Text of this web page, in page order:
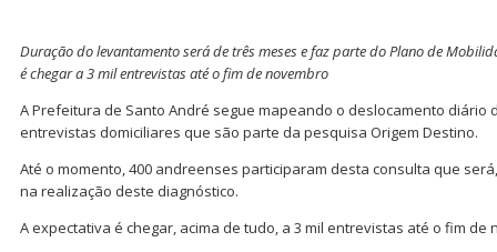
Duração do levantamento será de três meses e faz parte do Plano de
é chegar a 3 mil entrevistas até o fim de novembro
A Prefeitura de Santo André segue mapeando o deslocamento diário
entrevistas domiciliares que são parte da pesquisa Origem Destino.
Até o momento, 400 andreenses participaram desta consulta que
na realização deste diagnóstico.
A expectativa é chegar, acima de tudo, a 3 mil entrevistas até o fim de